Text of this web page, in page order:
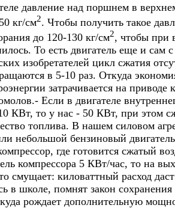
давление над поршнем в
кг/см2. Чтобы получить такое
до 120-130 кг/см2, чтобы при
То есть двигатель еще и сам
изобретателей цикл сжатия
в 5-10 раз. Откуда
затрачивается на приводе
Если в двигателе
КВт, то у нас - 50 КВт, при этом
топлива. В нашем силовом
небольшой бензиновый
где готовится сжатый
компрессора 5 КВт/час, то на
смущает: киловаттный расход
в школе, помнят закон
рождает дополнительную